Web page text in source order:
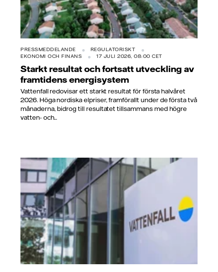
PRESSMEDDELANDE
REGULATORISKT
EKONOMI OCH FINANS
17 JULI 2026, 08:00 CET
Starkt resultat och fortsatt utveckling av
framtidens energisystem
Vattenfall redovisar ett starkt resultat för första halvåret
2026. Höga nordiska elpriser, framförallt under de första två
månaderna, bidrog till resultatet tillsammans med högre
vatten- och...